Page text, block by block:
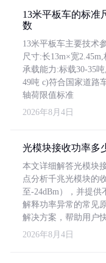
13米平板车的标准
数
13米平板车主要技术
尺寸:长13m×宽
承载能力:标载30-35
49吨 c)符合国家道路
轴荷限值标准
2026年8月4日
光模块接收功率多
本文详细解答光模块
点分析千兆光模块的
至-24dBm），并提
解释功率异常的常见
解决方案，帮助用户
2026年8月4日